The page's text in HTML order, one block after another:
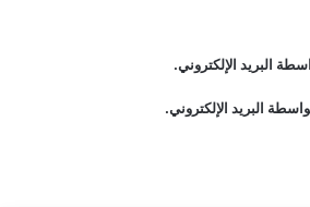
البريد الإلكتروني.
البريد الإلكتروني.